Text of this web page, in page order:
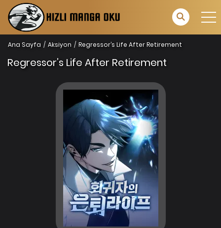
Ana Sayfa Aksiyon Regressor’s Life After Retirement
Regressor’s Life After Retirement